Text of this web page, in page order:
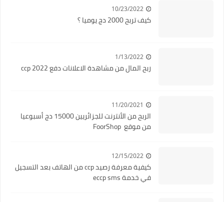
10/23/2022
كيف تربح 2000 دج يوميا ؟
1/13/2022
ربح المال من مشاهدة الاعلانات دفع ccp 2022
11/20/2021
الربح من الأنترنت للجزائريين 15000 دج أسبوعيا
من موقع FoorShop
12/15/2022
كيفية معرفة رصيد ccp من الهاتف بعد التسجيل
في خدمة eccp sms